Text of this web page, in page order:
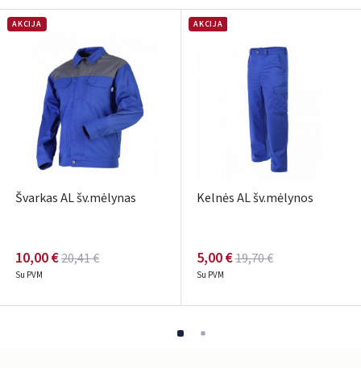
AKCIJA
Švarkas AL šv.mėlynas
10,00 €20,41 €
Su PVM
AKCIJA
Kelnės AL šv.mėlynos
5,00 €19,70 €
Su PVM
Pamiršote slaptažodį?